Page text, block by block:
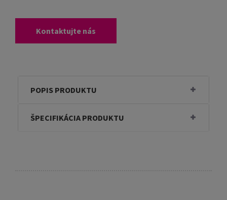
Kontaktujte nás
POPIS PRODUKTU
ŠPECIFIKÁCIA PRODUKTU